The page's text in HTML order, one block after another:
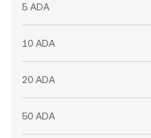
5 ADA
10 ADA
20 ADA
50 ADA